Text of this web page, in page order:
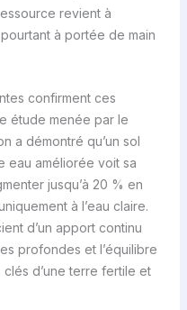
revient à
à portée de main
confirment ces
étude menée par le
a démontré qu’un sol
eau améliorée voit sa
jusqu’à 20 % en
à l’eau claire.
d’un apport continu
profondes et l’équilibre
d’une terre fertile et